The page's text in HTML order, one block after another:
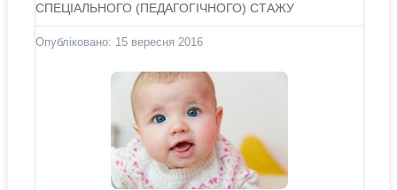
СПЕЦІАЛЬНОГО (ПЕДАГОГІЧНОГО) СТАЖУ
Опубліковано: 15 вересня 2016